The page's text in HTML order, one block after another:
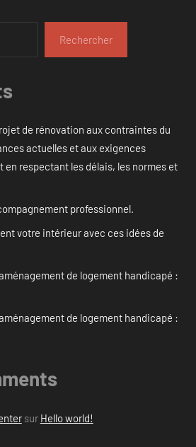
Rechercher
de rénovation aux contraintes du
actuelles et aux exigences
en respectant les délais, les normes et
professionnel.
votre intérieur avec ces idées de
de logement handicapé :
de logement handicapé :
sur Hello world!